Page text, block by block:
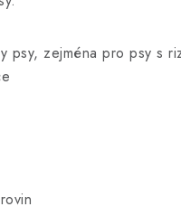
psy, zejména pro psy s